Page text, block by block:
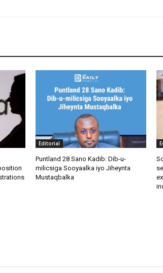
Editorial
Puntland 28 Sano Kadib: Dib-u-
milicsiga Sooyaalka iyo Jiheynta
Mustaqbalka